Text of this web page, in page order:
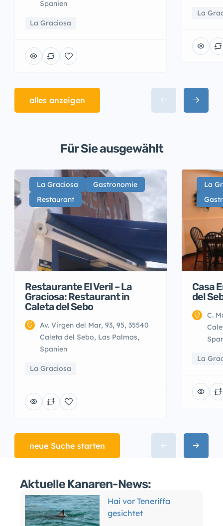
Spanien
La Graciosa
La
alles anzeigen
Für Sie ausgewählt
La Graciosa
Gastronomie
Restaurant
Restaurante El Veril – La
Graciosa: Restaurant in
Caleta del Sebo
Av. Virgen del Mar, 93, 95, 35540
Caleta del Sebo, Las Palmas,
Spanien
La Graciosa
La
Casa
del
C.
La
neue Suche starten
Aktuelle Kanaren-News:
Hai vor Teneriffa
gesichtet